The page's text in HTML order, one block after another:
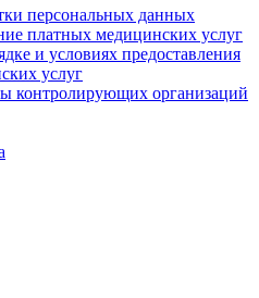
персональных данных
платных медицинских услуг
и условиях предоставления
услуг
контролирующих организаций